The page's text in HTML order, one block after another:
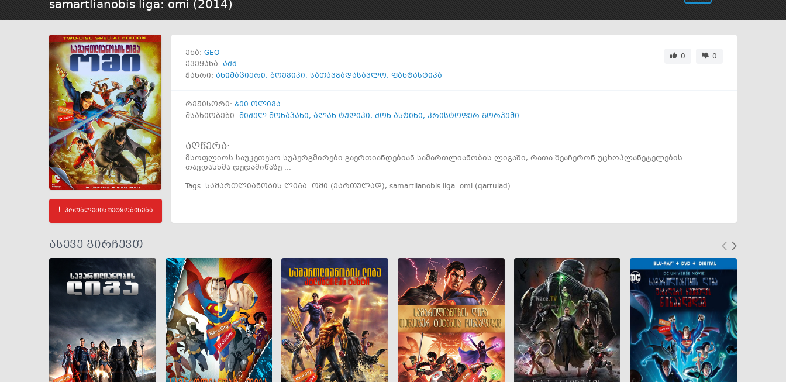
samartlianobis liga: omi (2014)
პრობლემის შეტყობინება
ენა: GEO
ქვეყანა: აშშ
0
0
ჟანრი: ანიმაციური, ბოევიკი, სათავგადასავლო, ფანტასტიკა
რეჟისორი: ჯეი ოლივა
მსახიობები: მიშელ მონაჰანი, ალან ტუდიკი, შონ ასტინი, კრისტოფერ გორჰემი ...
აღწერა:
მსოფლიოს საუკეთესო სუპერგმირები გაერთიანდებიან სამართლიანობის ლიგაში, რათა შეაჩერონ უცხოპლანეტელების
თავდასხმა დედამიწაზე ...
Tags: სამართლიანობის ლიგა: ომი (ქართულად), samartlianobis liga: omi (qartulad)
ასევე გირჩევთ